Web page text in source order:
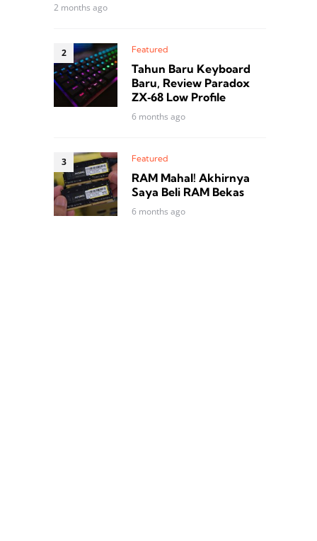
2 months ago
Featured
Tahun Baru Keyboard
Baru, Review Paradox
ZX‑68 Low Profile
6 months ago
Featured
RAM Mahal! Akhirnya
Saya Beli RAM Bekas
6 months ago